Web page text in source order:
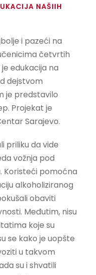
NAŠIIH
i pazeći na
četvrtih
edukacija na
dejstvom
je predstavilo
Projekat je
Sarajevo.
priliku da vide
vožnja pod
Koristeći pomoćna
alkoholiziranog
obaviti
Međutim, nisu
koje su
se kako je uopšte
u takvom
su i shvatili